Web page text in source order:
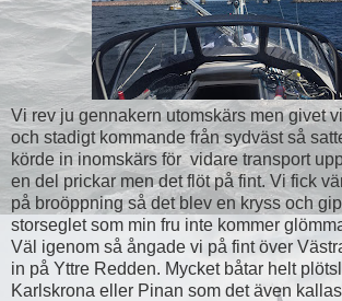
Vi rev ju gennakern utomskärs men givet
och stadigt kommande från sydväst så
körde in inomskärs för vidare transport
en del prickar men det flöt på fint. Vi fick
på broöppning så det blev en kryss och
storseglet som min fru inte kommer
Väl igenom så ångade vi på fint över
in på Yttre Redden. Mycket båtar helt
Karlskrona eller Pinan som det även